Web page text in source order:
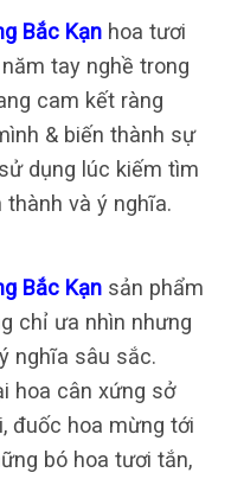
Bắc Kạn hoa tươi
tay nghề trong
cam kết ràng
& biến thành sự
dụng lúc kiếm tìm
và ý nghĩa.
Bắc Kạn sản phẩm
chỉ ưa nhìn nhưng
nghĩa sâu sắc.
hoa cân xứng sở
đuốc hoa mừng tới
bó hoa tươi tắn,